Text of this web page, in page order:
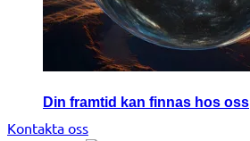
Din framtid kan finnas hos oss
Kontakta oss